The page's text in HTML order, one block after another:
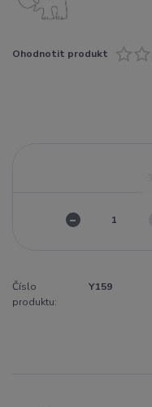
Ohodnotit produkt
Číslo
produktu:
Y159